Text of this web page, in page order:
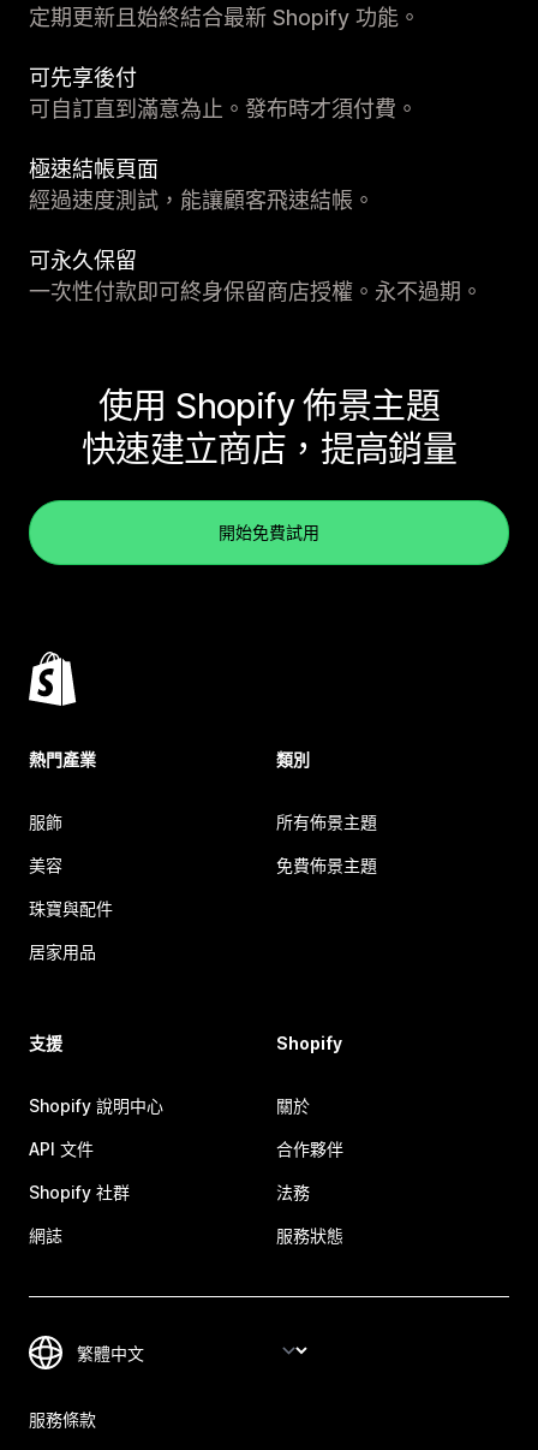
定期更新且始終結合最新 Shopify 功能。
可先享後付
可自訂直到滿意為止。發布時才須付費。
極速結帳頁面
經過速度測試，能讓顧客飛速結帳。
可永久保留
一次性付款即可終身保留商店授權。永不過期。
使用 Shopify 佈景主題
快速建立商店，提高銷量
開始免費試用
熱門產業
服飾
美容
珠寶與配件
居家用品
類別
所有佈景主題
免費佈景主題
支援
Shopify 說明中心
API 文件
Shopify 社群
網誌
Shopify
關於
合作夥伴
法務
服務狀態
服務條款